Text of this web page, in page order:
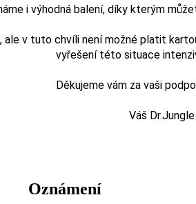
i výhodná balení, díky kterým
ale v tuto chvíli není možné platit
vyřešení této situace
Děkujeme vám za vaši
Váš
Oznámení